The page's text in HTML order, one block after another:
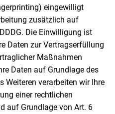
eingewilligt
zusätzlich auf
Die Einwilligung ist
Daten zur Vertragserfüllung
Maßnahmen
Daten auf Grundlage des
Weiteren verarbeiten wir Ihre
einer rechtlichen
auf Grundlage von Art. 6